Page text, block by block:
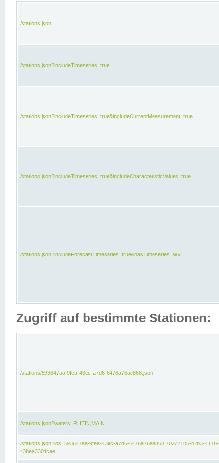
/stations.json
/stations.json?includeTimeseries=true
/stations.json?includeTimeseries=true&includeCurrentMeasurement=true
/stations.json?includeTimeseries=true&includeCharacteristicValues=true
/stations.json?includeForecastTimeseries=true&hasTimeseries=WV
Zugriff auf bestimmte Stationen:
/stations/593647aa-9fea-43ec-a7d6-6476a76ae868.json
/stations.json?waters=RHEIN,MAIN
/stations.json?ids=593647aa-9fea-43ec-a7d6-6476a76ae868,70272185-b2b3-
43bea330dcae